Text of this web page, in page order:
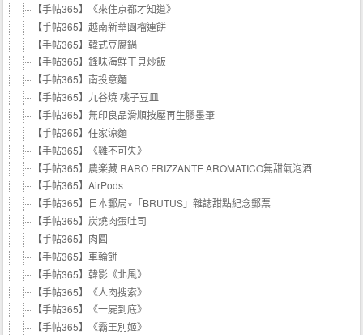
【手帖365】《來住京都才知道》
【手帖365】越南新華園榴連餅
【手帖365】韓式豆腐鍋
【手帖365】鋒味海鮮干貝炒飯
【手帖365】南投意麵
【手帖365】九谷焼 桃子豆皿
【手帖365】無印良品滑順按壓再生膠墨筆
【手帖365】任家涼麵
【手帖365】《雞不可失》
【手帖365】農楽藏 RARO FRIZZANTE AROMATICO無甜氣泡酒
【手帖365】AirPods
【手帖365】日本郵局×「BRUTUS」雜誌甜點紀念郵票
【手帖365】炭燒肉蛋吐司
【手帖365】肉圓
【手帖365】車輪餅
【手帖365】韓影《北風》
【手帖365】《人肉搜索》
【手帖365】《一屍到底》
【手帖365】《霸王別姬》